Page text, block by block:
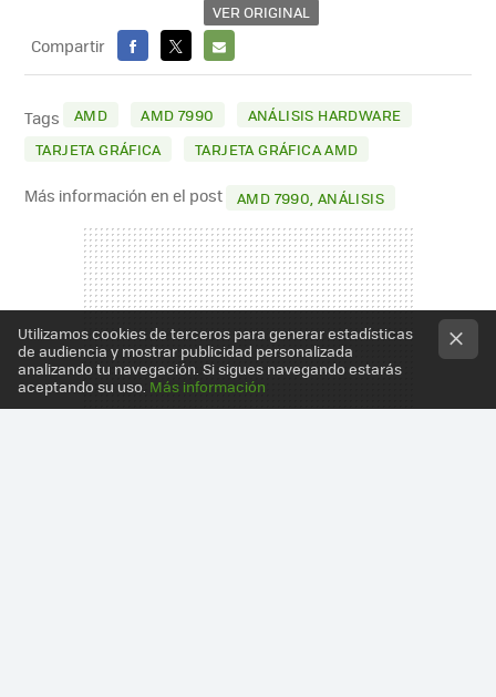
VER ORIGINAL
Compartir
FACEBOOK
X
E-
MAIL
Tags AMD AMD 7990
ANÁLISIS HARDWARE
TARJETA GRÁFICA
TARJETA GRÁFICA AMD
Más información en el post AMD 7990, ANÁLISIS
Utilizamos cookies de terceros para generar estadísticas
de audiencia y mostrar publicidad personalizada
analizando tu navegación. Si sigues navegando estarás
aceptando su uso. Más información